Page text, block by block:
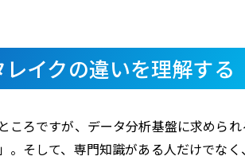
イクの違いを理解する
ろですが、データ分析基盤に求めら
そして、専門知識がある人だけでな